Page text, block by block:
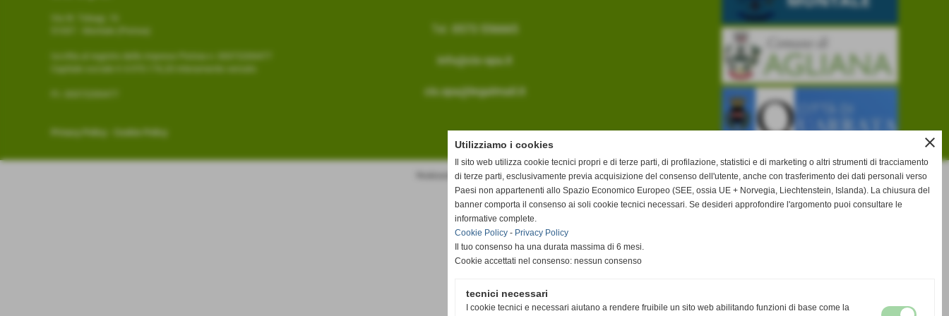
Via W. Tobagi, 16
Iscritta al registro delle imprese Pistoia n. 00372200477
Capitale sociale € 4.970.176,20 interamente versato
Privacy Policy Cookie Policy
Tel. 0573 556665
info@cis-spa.it
cis.spa@legalmail.it
Realizzazione siti web www.sitoper.it
close
Utilizziamo i cookies
Il sito web utilizza cookie tecnici propri e di terze parti, di profilazione, statistici e di marketing o altri strumenti di tracciamento
di terze parti, esclusivamente previa acquisizione del consenso dell'utente, anche con trasferimento dei dati personali verso
Paesi non appartenenti allo Spazio Economico Europeo (SEE, ossia UE + Norvegia, Liechtenstein, Islanda). La chiusura del
banner comporta il consenso ai soli cookie tecnici necessari. Se desideri approfondire l'argomento puoi consultare le
informative complete.
Cookie Policy - Privacy Policy
Il tuo consenso ha una durata massima di 6 mesi.
Cookie accettati nel consenso: nessun consenso
tecnici necessari
I cookie tecnici e necessari aiutano a rendere fruibile un sito web abilitando funzioni di base come la